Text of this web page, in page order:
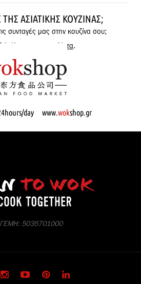
ΤΗΣ ΑΣΙΑΤΙΚΉΣ ΚΟΥΖΊΝΑΣ;
συνταγές μας στην κουζίνα σου;
όλα μας τα προϊόντα.
day www.wokshop.gr
5035701000